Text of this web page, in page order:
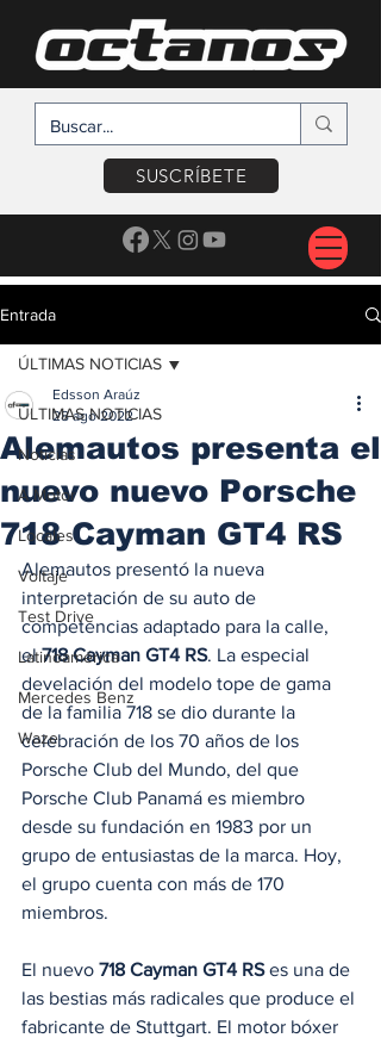
SUSCRÍBETE
Entrada
ÚLTIMAS NOTICIAS
Noticias
A Motor
Locales
Voltaje
Test Drive
Latinoamérica
Mercedes Benz
Waze
ÚLTIMAS NOTICIAS
Alemautos presenta el
nuevo nuevo Porsche
718 Cayman GT4 RS
Edsson Araúz
28 ago 2022
Alemautos presentó la nueva
interpretación de su auto de
competencias adaptado para la calle,
el 718 Cayman GT4 RS. La especial
develación del modelo tope de gama
de la familia 718 se dio durante la
celebración de los 70 años de los
Porsche Club del Mundo, del que
Porsche Club Panamá es miembro
desde su fundación en 1983 por un
grupo de entusiastas de la marca. Hoy,
el grupo cuenta con más de 170
miembros.
El nuevo 718 Cayman GT4 RS es una de
las bestias más radicales que produce el
fabricante de Stuttgart. El motor bóxer